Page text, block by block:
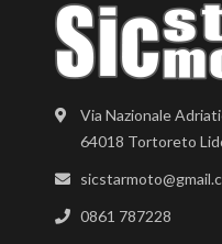
Via Nazionale
64018 Tortoreto
0861 787228